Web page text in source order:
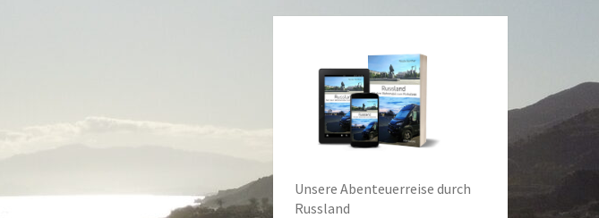
Unsere Abenteuerreise durch
Russland